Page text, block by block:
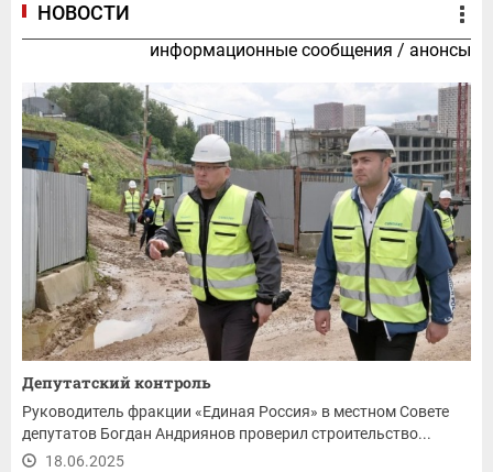
НОВОСТИ
информационные сообщения / анонсы
Депутатский контроль
Руководитель фракции «Единая Россия» в местном Совете
депутатов Богдан Андриянов проверил строительство...
18.06.2025